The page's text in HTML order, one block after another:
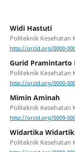
Widi Hastuti
Politeknik Kesehatan
http://orcid.org/0000-
Gurid Pramintarto
Politeknik Kesehatan
http://orcid.org/0000-
Mimin Aminah
Politeknik Kesehatan
http://orcid.org/0009-
Widartika
Politeknik Kesehatan